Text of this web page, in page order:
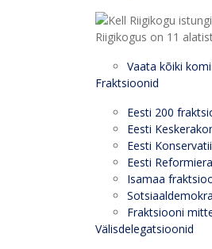
Riigikogus on 11
Vaata kõiki
Fraktsioonid
Eesti 200
Eesti
Eesti
Eesti
Isamaa
Fraktsiooni
Välisdelegatsioonid